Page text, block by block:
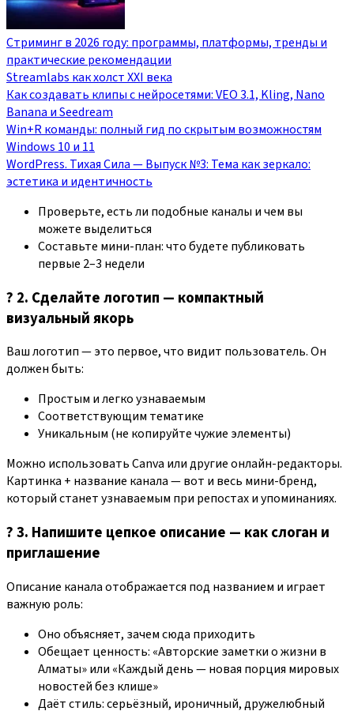
Стриминг в 2026 году: программы, платформы, тренды и
практические рекомендации
Streamlabs как холст XXI века
Как создавать клипы с нейросетями: VEO 3.1, Kling, Nano
Banana и Seedream
Win+R команды: полный гид по скрытым возможностям
Windows 10 и 11
WordPress. Тихая Сила — Выпуск №3: Тема как зеркало:
эстетика и идентичность
Проверьте, есть ли подобные каналы и чем вы
можете выделиться
Составьте мини-план: что будете публиковать
первые 2–3 недели
? 2. Сделайте логотип — компактный
визуальный якорь
Ваш логотип — это первое, что видит пользователь. Он
должен быть:
Простым и легко узнаваемым
Соответствующим тематике
Уникальным (не копируйте чужие элементы)
Можно использовать Canva или другие онлайн-редакторы.
Картинка + название канала — вот и весь мини-бренд,
который станет узнаваемым при репостах и упоминаниях.
?️ 3. Напишите цепкое описание — как слоган и
приглашение
Описание канала отображается под названием и играет
важную роль:
Оно объясняет, зачем сюда приходить
Обещает ценность: «Авторские заметки о жизни в
Алматы» или «Каждый день — новая порция мировых
новостей без клише»
Даёт стиль: серьёзный, ироничный, дружелюбный